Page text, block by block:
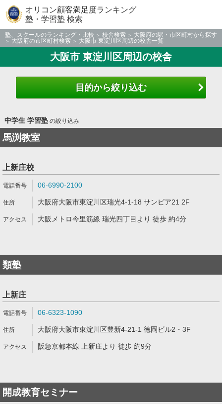
オリコン顧客満足度ランキング
塾・学習塾 検索
塾、スクールのランキング・比較 校舎検索
大阪府の駅・市区町村から探す
大阪府の市区町村検索
大阪市 東淀川区周辺の校舎一覧
大阪市 東淀川区周辺の校舎
目的から絞り込む
中学生 学習塾の絞り込み
馬渕教室
上新庄校
06-6990-2100
大阪府大阪市東淀川区瑞光4-1-18 サンピア21 2F
大阪メトロ今里筋線 瑞光四丁目より 徒歩 約4分
類塾
上新庄
06-6323-1090
大阪府大阪市東淀川区豊新4-21-1 徳岡ビル2・3F
阪急京都本線 上新庄より 徒歩 約9分
開成教育セミナー